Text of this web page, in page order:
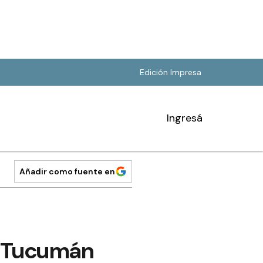
Edición Impresa
Ingresá
Añadir como fuente en